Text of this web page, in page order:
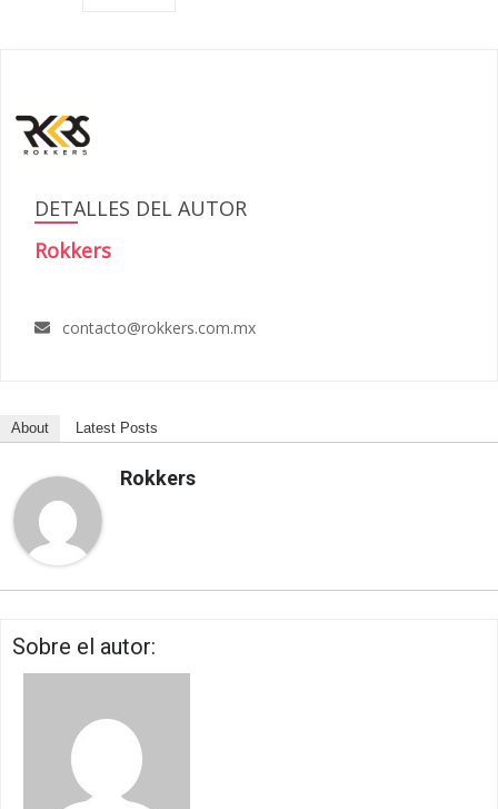
DETALLES DEL AUTOR
Rokkers
contacto@rokkers.com.mx
About Latest Posts
Rokkers
Sobre el autor: